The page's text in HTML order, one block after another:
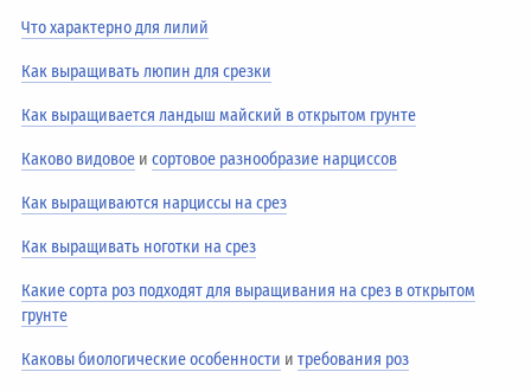
Что характерно для лилий
Как выращивать люпин для срезки
Как выращивается ландыш майский в открытом грунте
Каково видовое исортовое разнообразие нарциссов
Как выращиваются нарциссы на срез
Как выращивать ноготки на срез
Какие сорта роз подходят для выращивания на срез в открытом
грунте
Каковы биологические особенности итребования роз